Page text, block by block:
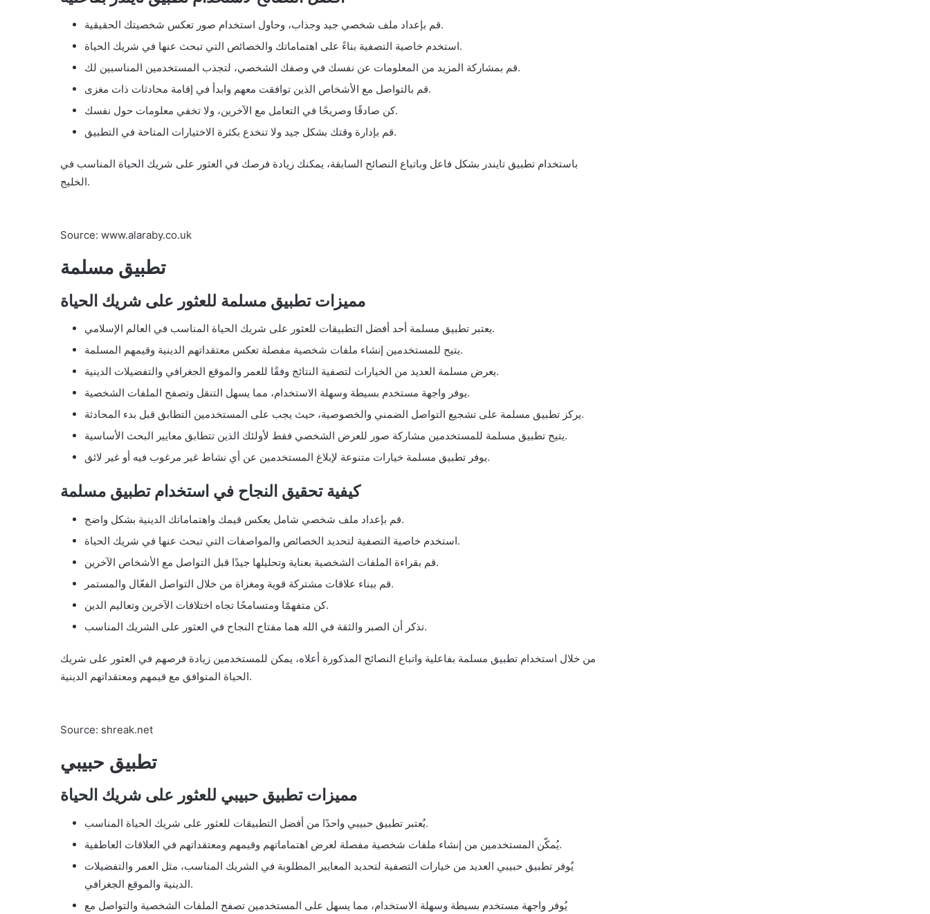
قم بإعداد ملف شخصي جيد وجذاب، وحاول استخدام صور تعكس شخصيتك الحقيقية.
استخدم خاصية التصفية بناءً على اهتماماتك والخصائص التي تبحث عنها في شريك الحياة.
قم بمشاركة المزيد من المعلومات عن نفسك في وصفك الشخصي، لتجذب المستخدمين المناسبين لك.
قم بالتواصل مع الأشخاص الذين توافقت معهم وابدأ في إقامة محادثات ذات مغزى.
كن صادقًا وصريحًا في التعامل مع الآخرين، ولا تخفي معلومات حول نفسك.
قم بإدارة وقتك بشكل جيد ولا تنخدع بكثرة الاختيارات المتاحة في التطبيق.
باستخدام تطبيق تايندر بشكل فاعل وباتباع النصائح السابقة، يمكنك زيادة فرصك في العثور على شريك الحياة المناسب في
الخليج.
Source: www.alaraby.co.uk
تطبيق مسلمة
مميزات تطبيق مسلمة للعثور على شريك الحياة
يعتبر تطبيق مسلمة أحد أفضل التطبيقات للعثور على شريك الحياة المناسب في العالم الإسلامي.
يتيح للمستخدمين إنشاء ملفات شخصية مفصلة تعكس معتقداتهم الدينية وقيمهم المسلمة.
يعرض مسلمة العديد من الخيارات لتصفية النتائج وفقًا للعمر والموقع الجغرافي والتفضيلات الدينية.
يوفر واجهة مستخدم بسيطة وسهلة الاستخدام، مما يسهل التنقل وتصفح الملفات الشخصية.
يركز تطبيق مسلمة على تشجيع التواصل الضمني والخصوصية، حيث يجب على المستخدمين التطابق قبل بدء المحادثة.
يتيح تطبيق مسلمة للمستخدمين مشاركة صور للعرض الشخصي فقط لأولئك الذين تتطابق معايير البحث الأساسية.
يوفر تطبيق مسلمة خيارات متنوعة لإبلاغ المستخدمين عن أي نشاط غير مرغوب فيه أو غير لائق.
كيفية تحقيق النجاح في استخدام تطبيق مسلمة
قم بإعداد ملف شخصي شامل يعكس قيمك واهتماماتك الدينية بشكل واضح.
استخدم خاصية التصفية لتحديد الخصائص والمواصفات التي تبحث عنها في شريك الحياة.
قم بقراءة الملفات الشخصية بعناية وتحليلها جيدًا قبل التواصل مع الأشخاص الآخرين.
قم ببناء علاقات مشتركة قوية ومغزاة من خلال التواصل الفعّال والمستمر.
كن متفهمًا ومتسامحًا تجاه اختلافات الآخرين وتعاليم الدين.
تذكر أن الصبر والثقة في الله هما مفتاح النجاح في العثور على الشريك المناسب.
من خلال استخدام تطبيق مسلمة بفاعلية واتباع النصائح المذكورة أعلاه، يمكن للمستخدمين زيادة فرصهم في العثور على شريك
الحياة المتوافق مع قيمهم ومعتقداتهم الدينية.
Source: shreak.net
تطبيق حبيبي
مميزات تطبيق حبيبي للعثور على شريك الحياة
يُعتبر تطبيق حبيبي واحدًا من أفضل التطبيقات للعثور على شريك الحياة المناسب.
يُمكّن المستخدمين من إنشاء ملفات شخصية مفصلة لعرض اهتماماتهم وقيمهم ومعتقداتهم في العلاقات العاطفية.
يُوفر تطبيق حبيبي العديد من خيارات التصفية لتحديد المعايير المطلوبة في الشريك المناسب، مثل العمر والتفضيلات
الدينية والموقع الجغرافي.
يُوفر واجهة مستخدم بسيطة وسهلة الاستخدام، مما يسهل على المستخدمين تصفح الملفات الشخصية والتواصل مع